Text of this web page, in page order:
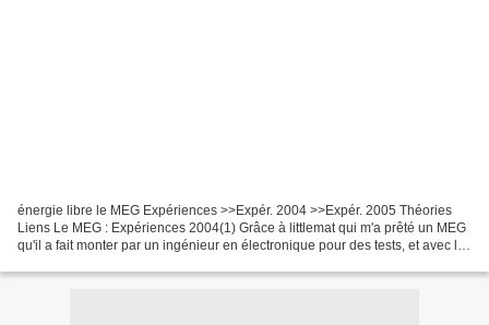
énergie libre le MEG Expériences >>Expér. 2004 >>Expér. 2005 Théories
Liens Le MEG : Expériences 2004(1) Grâce à littlemat qui m'a prêté un MEG
qu'il a fait monter par un ingénieur en électronique pour des tests, et avec le